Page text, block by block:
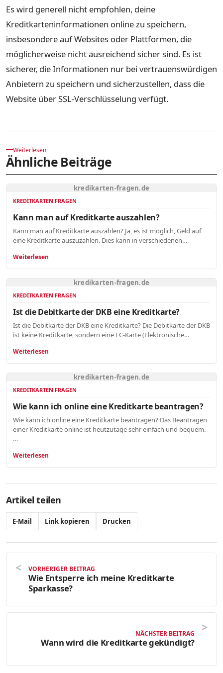
Es wird generell nicht empfohlen, deine
Kreditkarteninformationen online zu speichern,
insbesondere auf Websites oder Plattformen, die
möglicherweise nicht ausreichend sicher sind. Es ist
sicherer, die Informationen nur bei vertrauenswürdigen
Anbietern zu speichern und sicherzustellen, dass die
Website über SSL-Verschlüsselung verfügt.
Weiterlesen
Ähnliche Beiträge
kredikarten-fragen.de
KREDITKARTEN FRAGEN
Kann man auf Kreditkarte auszahlen?
Kann man auf Kreditkarte auszahlen? Ja, es ist möglich, Geld auf
eine Kreditkarte auszuzahlen. Dies kann in verschiedenen…
Weiterlesen
kredikarten-fragen.de
KREDITKARTEN FRAGEN
Ist die Debitkarte der DKB eine Kreditkarte?
Ist die Debitkarte der DKB eine Kreditkarte? Die Debitkarte der DKB
ist keine Kreditkarte, sondern eine EC-Karte (Elektronische…
Weiterlesen
kredikarten-fragen.de
KREDITKARTEN FRAGEN
Wie kann ich online eine Kreditkarte beantragen?
Wie kann ich online eine Kreditkarte beantragen? Das Beantragen
einer Kreditkarte online ist heutzutage sehr einfach und bequem.
…
Weiterlesen
Artikel teilen
E-Mail Link kopieren Drucken
VORHERIGER BEITRAG
Wie Entsperre ich meine Kreditkarte
Sparkasse?
NÄCHSTER BEITRAG
Wann wird die Kreditkarte gekündigt?